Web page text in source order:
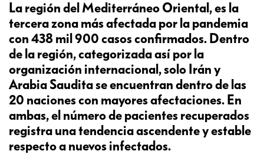
La región del Mediterráneo Oriental, es la
tercera zona más afectada por la pandemia
con 438 mil 900 casos confirmados. Dentro
de la región, categorizada así por la
organización internacional, solo Irán y
Arabia Saudita se encuentran dentro de las
20 naciones con mayores afectaciones. En
ambas, el número de pacientes recuperados
registra una tendencia ascendente y estable
respecto a nuevos infectados.